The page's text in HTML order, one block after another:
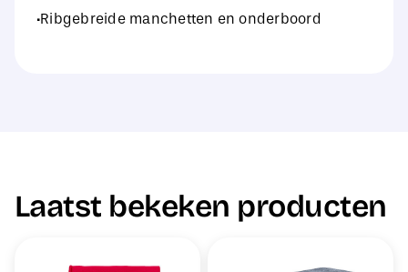
·Ribgebreide manchetten en onderboord
Laatst bekeken producten